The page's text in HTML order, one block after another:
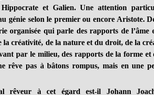
Hippocrate et Galien. Une attention
génie selon le premier ou encore Aristote.
organisée qui parle des rapports de l’âme
créativité, de la nature et du droit, de la
par le milieu, des rapports de la forme et
rêve pas à bâtons rompus, mais en une
rêveur à cet égard est-il Johann